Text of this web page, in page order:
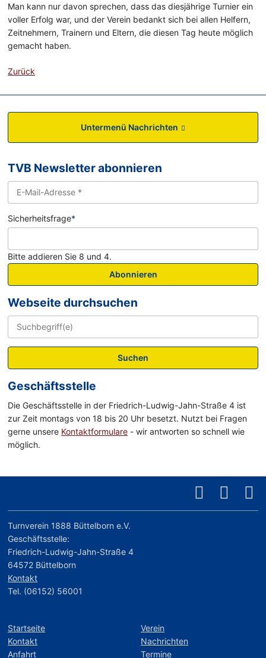
Man kann nur davon sprechen, dass das diesjährige Turnier ein
voller Erfolg war, und der Verein bedankt sich bei allen Helfern,
Zeitnehmern, Trainern und Eltern, die diesen Tag heute möglich
gemacht haben.
Zurück
Untermenü Nachrichten
TVB Newsletter abonnieren
Sicherheitsfrage*
Bitte addieren Sie 8 und 4.
Abonnieren
Webseite durchsuchen
Suchen
Geschäftsstelle
Die Geschäftsstelle in der Friedrich-Ludwig-Jahn-Straße 4 ist
zur Zeit montags von 18 bis 20 Uhr besetzt. Nutzt bei Fragen
gerne unsere Kontaktformulare - wir antworten so schnell wie
möglich.
Turnverein 1888 Büttelborn e.V.
Geschäftsstelle:
Friedrich-Ludwig-Jahn-Straße 4
64572 Büttelborn
Kontakt
Tel. (06152) 56001
Startseite
Kontakt
Anfahrt
Verein
Nachrichten
Termine